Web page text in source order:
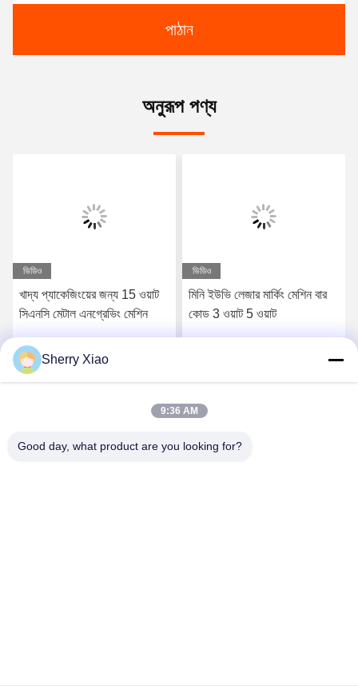
পাঠান
অনুরূপ পণ্য
ভিডিও
খাদ্য প্যাকেজিংয়ের জন্য 15 ওয়াট
সিএনসি মেটাল এনগ্রেভিং মেশিন
ভিডিও
মিনি ইউভি লেজার মার্কিং মেশিন বার
কোড 3 ওয়াট 5 ওয়াট
Sherry Xiao
9:36 AM
Good day, what product are you looking for?